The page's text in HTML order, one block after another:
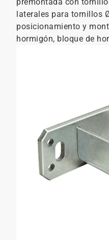
laterales para tornillos
posicionamiento y
hormigón, bloque de